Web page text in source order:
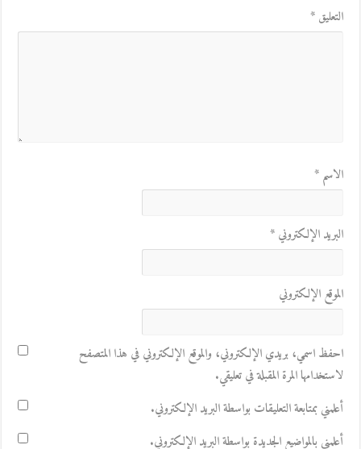
التعليق*
الاسم*
البريد الإلكتروني*
الموقع الإلكتروني
احفظ اسمي، بريدي الإلكتروني، والموقع الإلكتروني في هذا المتصفح
لاستخدامها المرة المقبلة في تعليقي.
أعلمني بمتابعة التعليقات بواسطة البريد الإلكتروني.
أعلمني بالمواضيع الجديدة بواسطة البريد الإلكتروني.